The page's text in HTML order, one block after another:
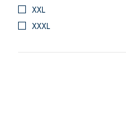
XXL
XXXL